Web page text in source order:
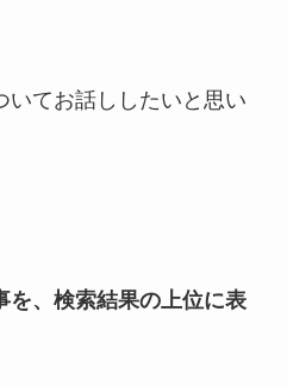
いてお話ししたいと思い
を、検索結果の上位に表